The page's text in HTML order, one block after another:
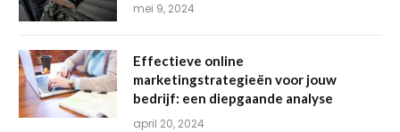
mei 9, 2024
Effectieve online
marketingstrategieën voor jouw
bedrijf: een diepgaande analyse
april 20, 2024